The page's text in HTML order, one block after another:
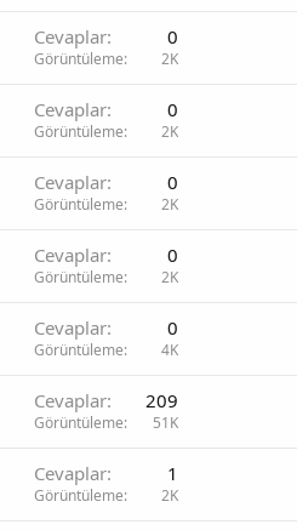
Cevaplar 0
Görüntüleme 2K
Cevaplar 0
Görüntüleme 2K
Cevaplar 0
Görüntüleme 2K
Cevaplar 0
Görüntüleme 2K
Cevaplar 0
Görüntüleme 4K
Cevaplar 209
Görüntüleme 51K
Cevaplar 1
Görüntüleme 2K